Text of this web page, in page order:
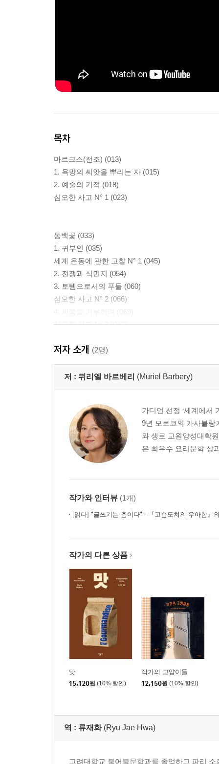
목차
마르크스(전조) (013)
1. 욕망의 씨앗을 뿌리는 자 (015)
2. 예술의 기적 (018)
심오한 사고 N° 1 (023)
동백꽃 (033)
1. 귀부인 (035)
세계 운동에 관한 고찰 N° 1 (045)
2. 전쟁과 식민지 (054)
3. 토템으로서의 푸들 (060)
심오한 사고 N° 2 (066)
심오한 사고 N° 3 (073)
6. 수도복 (079)
7. 바다의 조각배 넵튄 (084)
세계 운동에 관한 고찰 N° 2 (088)
심오한 사고 N° 4 (105)
10. 그레비스라는 이름의 고양이 (108)
심오한 사고 N° 5 (113)
11. 차의 맛 (119)
심오한 사고 N° 6 (125)
세계 운동에 관한 고찰 N° 3 (138)
14. 그렇다면, 옛 일본은? (142)
16. 헌법이의 우울 (158)
18. 랴비닌 (169)
심오한 사고 N° 8 (173)
문법에 대하여 (181)
1. 찰나 (183)
2. 은혜의 순간 (188)
심오한 사고 N° 9 (192)
3. 껍질 밑에서 (203)
5. 괜찮은 느낌 (223)
6. 와비 (227)
저자 소개 (2명)
저 : 뮈리엘 바르베리 (Muriel Barbery)
가디언 선정 ‘세계에서
9년 모로코의 카사블랑
와 생로 교원양성대학
은 최우수 요리문학 상
작가와 인터뷰 (1개)
[읽다] "글쓰기는 춤이다" - 『고슴도치의 우아함』
작가의 다른 상품
맛
15,120원 (10% 할인)
작가의 고양이들
12,150원 (10% 할인)
역 : 류재화 (Ryu Jae Hwa)
고려대학교 불어불문학과를 졸업하고 파리